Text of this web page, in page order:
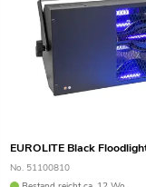
EUROLITE Black
No. 51100810